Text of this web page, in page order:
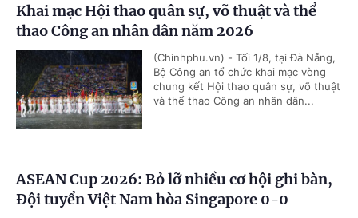
Khai mạc Hội thao quân sự, võ thuật và thể
thao Công an nhân dân năm 2026
(Chinhphu.vn) - Tối 1/8, tại Đà Nẵng,
Bộ Công an tổ chức khai mạc vòng
chung kết Hội thao quân sự, võ thuật
và thể thao Công an nhân dân...
ASEAN Cup 2026: Bỏ lỡ nhiều cơ hội ghi bàn,
Đội tuyển Việt Nam hòa Singapore 0-0